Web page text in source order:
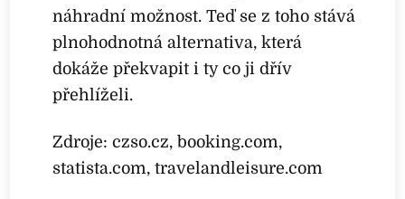
náhradní možnost. Teď se z toho stává
plnohodnotná alternativa, která
dokáže překvapit i ty co ji dřív
přehlíželi.
Zdroje: czso.cz, booking.com,
statista.com, travelandleisure.com